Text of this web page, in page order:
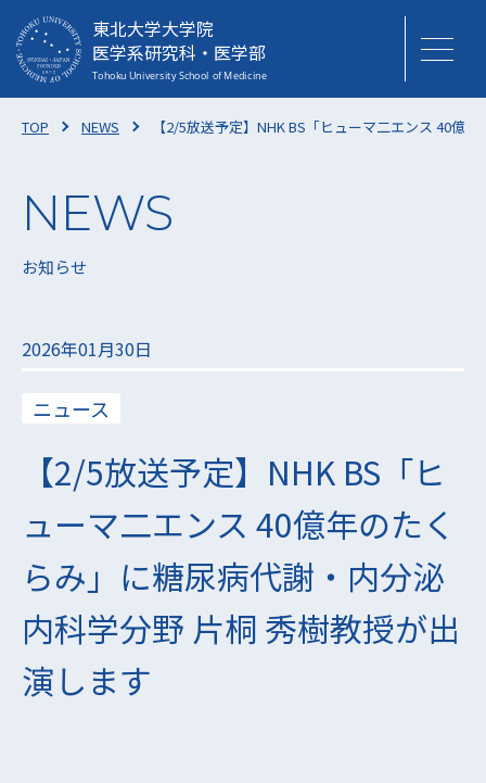
東北大学大学院
医学系研究科・医学部
TOP NEWS 【2/5放送予定】NHK BS「ヒューマ二エンス 40億
お知らせ
2026年01月30日
ニュース
【2/5放送予定】NHK BS「ヒ
ューマ二エンス 40億年のたく
らみ」に糖尿病代謝・内分泌
内科学分野 片桐 秀樹教授が出
演します